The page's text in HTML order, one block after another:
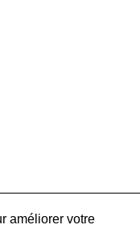
améliorer votre